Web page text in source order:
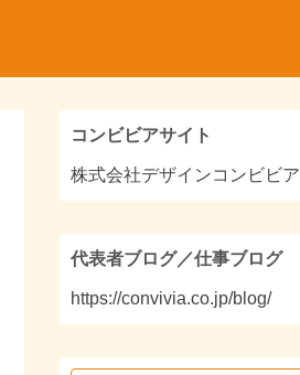
コンビビアサイト
株式会社デザインコンビビア
代表者ブログ／仕事ブログ
https://convivia.co.jp/blog/